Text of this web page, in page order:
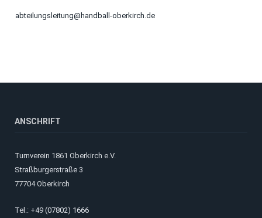
abteilungsleitung@handball-oberkirch.de
ANSCHRIFT
Turnverein 1861 Oberkirch e.V.
Straßburgerstraße 3
77704 Oberkirch
Tel.: +49 (07802) 1666